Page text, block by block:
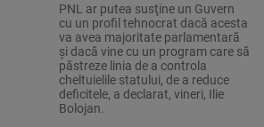
PNL ar putea susţine un Guvern
cu un profil tehnocrat dacă acesta
va avea majoritate parlamentară
şi dacă vine cu un program care să
păstreze linia de a controla
cheltuielile statului, de a reduce
deficitele, a declarat, vineri, Ilie
Bolojan.